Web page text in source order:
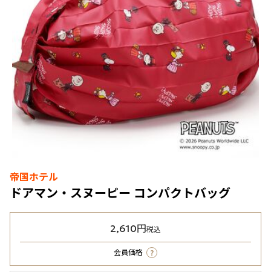
帝国ホテル
ドアマン・スヌーピー コンパクトバッグ
2,610円税込
会員価格 ?